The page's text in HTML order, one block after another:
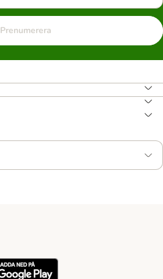
Prenumerera